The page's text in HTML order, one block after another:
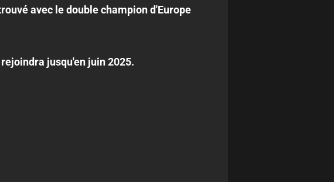
avec le double champion d'Europe
jusqu'en juin 2025.